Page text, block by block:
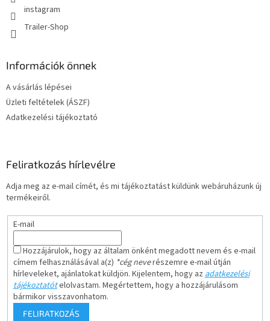
instagram
Trailer-Shop
Információk önnek
A vásárlás lépései
Üzleti feltételek (ÁSZF)
Adatkezelési tájékoztató
Feliratkozás hírlevélre
Adja meg az e-mail címét, és mi tájékoztatást küldünk webáruházunk új
termékeiről.
E-mail
Hozzájárulok, hogy az általam önként megadott nevem és e-mail
címem felhasználásával a(z) *cég neverészemre e-mail útján
hírleveleket, ajánlatokat küldjön. Kijelentem, hogy azadatkezelési
tájékoztatótelolvastam. Megértettem, hogy a hozzájárulásom
bármikor visszavonhatom.
FELIRATKOZÁS